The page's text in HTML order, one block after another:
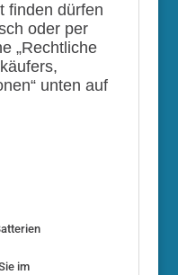
finden dürfen
oder per
„Rechtliche
unten auf
im